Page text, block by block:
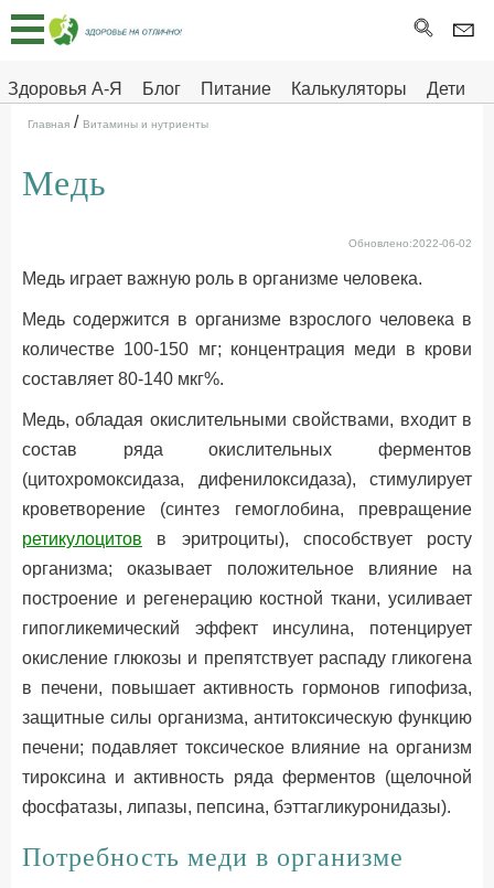
Здоровья А-Я Блог Питание Калькуляторы
Дети
Здоровье на отлично
Главная
Тесты
Про
ДЕТЯМ
Главная / Витамины и нутриенты
Медь
Обновлено:2022-06-02
Медь играет важную роль в организме человека.
Медь содержится в организме взрослого человека в
количестве 100-150 мг; концентрация меди в крови
составляет 80-140 мкг%.
Медь, обладая окислительными свойствами, входит в
состав ряда окислительных ферментов
(цитохромоксидаза, дифенилоксидаза), стимулирует
кроветворение (синтез гемоглобина, превращение
ретикулоцитов в эритроциты), способствует росту
организма; оказывает положительное влияние на
построение и регенерацию костной ткани, усиливает
гипогликемический эффект инсулина, потенцирует
окисление глюкозы и препятствует распаду гликогена
в печени, повышает активность гормонов гипофиза,
защитные силы организма, антитоксическую функцию
печени; подавляет токсическое влияние на организм
тироксина и активность ряда ферментов (щелочной
фосфатазы, липазы, пепсина, бэттагликуронидазы).
Потребность меди в организме